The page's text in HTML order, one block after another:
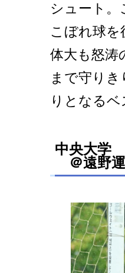
シュート。
こぼれ球を
体大も怒涛
まで守りき
りとなるベ
中央大学
＠遠野運